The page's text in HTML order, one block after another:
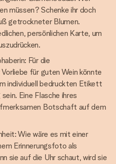
müssen? Schenke ihr doch
getrockneter Blumen.
persönlichen Karte, um
Für die
für guten Wein könnte
individuell bedruckten Etikett
Eine Flasche ihres
Botschaft auf dem
Wie wäre es mit einer
Erinnerungsfoto als
sie auf die Uhr schaut, wird sie